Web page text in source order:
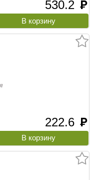
530.2 руб
222.6 руб